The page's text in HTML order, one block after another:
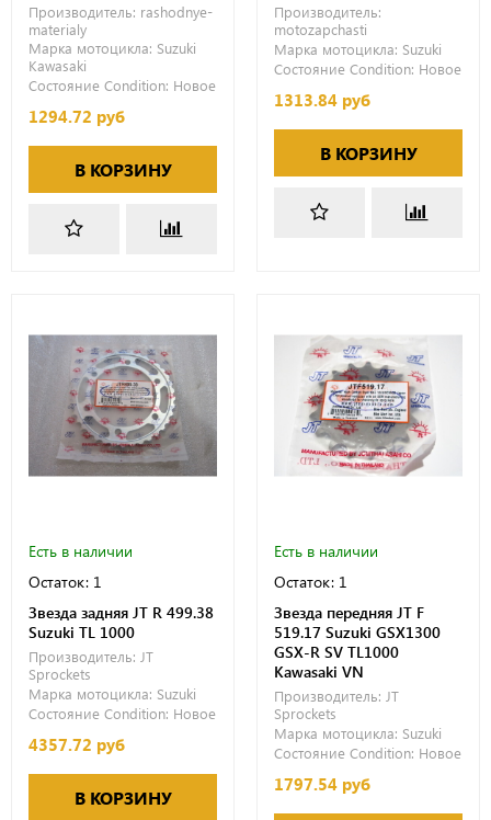
Производитель: rashodnye-
materialy
Марка мотоцикла: Suzuki
Kawasaki
Состояние Condition: Новое
1294.72 руб
В КОРЗИНУ
Производитель:
motozapchasti
Марка мотоцикла: Suzuki
Состояние Condition: Новое
1313.84 руб
В КОРЗИНУ
Есть в наличии
Остаток: 1
Звезда задняя JT R 499.38
Suzuki TL 1000
Производитель: JT
Sprockets
Марка мотоцикла: Suzuki
Состояние Condition: Новое
4357.72 руб
В КОРЗИНУ
Есть в наличии
Остаток: 1
Звезда передняя JT F
519.17 Suzuki GSX1300
GSX-R SV TL1000
Kawasaki VN
Производитель: JT
Sprockets
Марка мотоцикла: Suzuki
Состояние Condition: Новое
1797.54 руб